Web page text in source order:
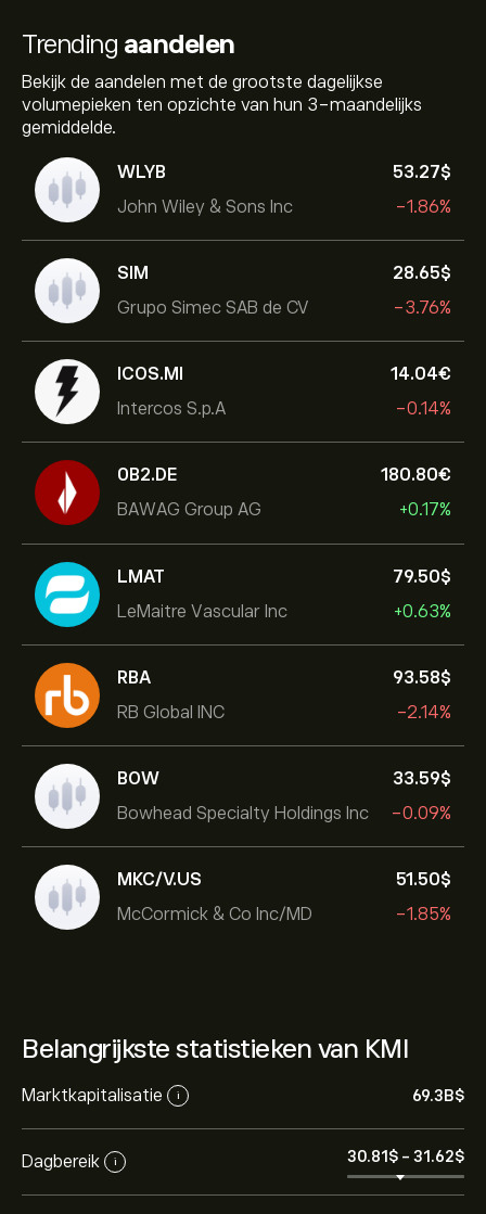
Trending aandelen
Bekijk de aandelen met de grootste dagelijkse
volumepieken ten opzichte van hun 3-maandelijks
gemiddelde.
WLYB
John Wiley & Sons Inc
53.27‎$‎
-1.86%
SIM
Grupo Simec SAB de CV
28.65‎$‎
-3.76%
ICOS.MI
Intercos S.p.A
14.04‎€‎
-0.14%
0B2.DE
BAWAG Group AG
180.80‎€‎
+0.17%
LMAT
LeMaitre Vascular Inc
79.50‎$‎
+0.63%
RBA
RB Global INC
93.58‎$‎
-2.14%
BOW
Bowhead Specialty Holdings Inc
33.59‎$‎
-0.09%
MKC/V.US
McCormick & Co Inc/MD
51.50‎$‎
-1.85%
Belangrijkste statistieken van KMI
Marktkapitalisatie i 69.3B‎$‎
Dagbereik i 30.81‎$‎ - 31.62‎$‎